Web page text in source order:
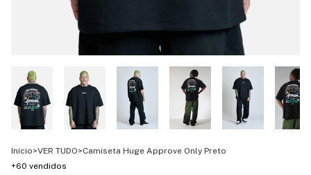
Início>VER TUDO>Camiseta Huge Approve Only Preto
+60 vendidos